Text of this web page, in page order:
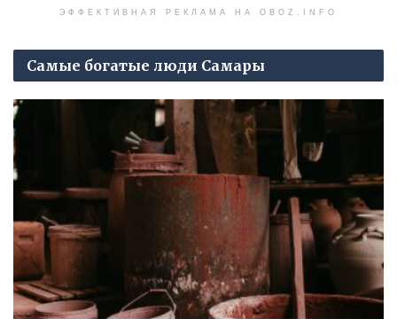
ЭФФЕКТИВНАЯ РЕКЛАМА НА OBOZ.INFO
Самые богатые люди Самары